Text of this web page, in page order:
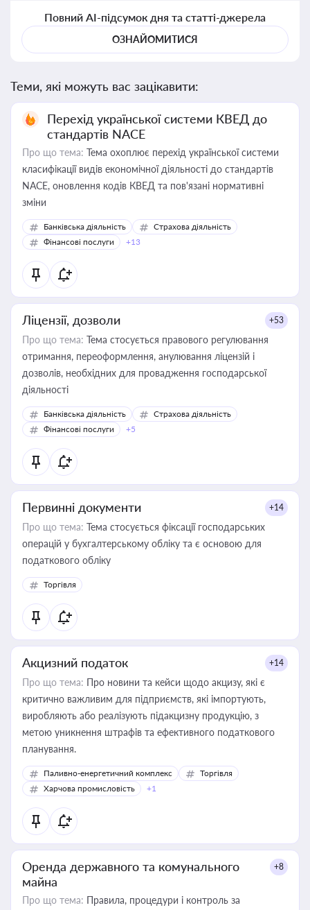
Повний AI-підсумок дня та статті-джерела
ОЗНАЙОМИТИСЯ
Теми, які можуть вас зацікавити:
Перехід української системи КВЕД до
стандартів NACE
Про що тема: Тема охоплює перехід української системи
класифікації видів економічної діяльності до стандартів
NACE, оновлення кодів КВЕД та пов'язані нормативні
зміни
Банківська діяльність
Страхова діяльність
Фінансові послуги
+13
Ліцензії, дозволи +53
Про що тема: Тема стосується правового регулювання
отримання, переоформлення, анулювання ліцензій і
дозволів, необхідних для провадження господарської
діяльності
Банківська діяльність
Страхова діяльність
Фінансові послуги
+5
Первинні документи +14
Про що тема: Тема стосується фіксації господарських
операцій у бухгалтерському обліку та є основою для
податкового обліку
Торгівля
Акцизний податок +14
Про що тема: Про новини та кейси щодо акцизу, які є
критично важливим для підприємств, які імпортують,
виробляють або реалізують підакцизну продукцію, з
метою уникнення штрафів та ефективного податкового
планування.
Паливно-енергетичний комплекс
Торгівля
Харчова промисловість
+1
Оренда державного та комунального
майна
+8
Про що тема: Правила, процедури і контроль за